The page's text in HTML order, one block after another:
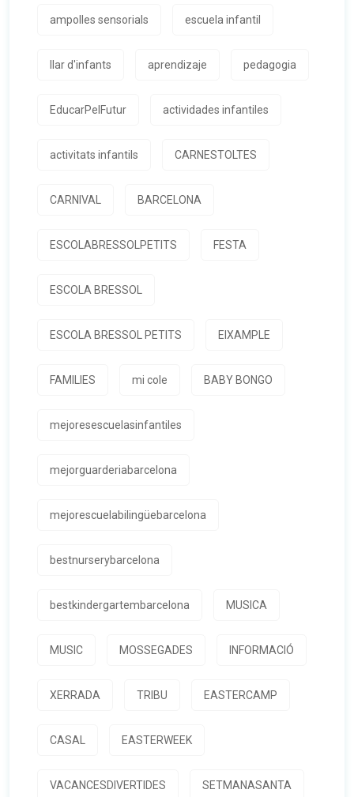
ampolles sensorials escuela infantil
llar d'infants aprendizaje pedagogia
EducarPelFutur actividades infantiles
activitats infantils CARNESTOLTES
CARNIVAL BARCELONA
ESCOLABRESSOLPETITS FESTA
ESCOLA BRESSOL
ESCOLA BRESSOL PETITS EIXAMPLE
FAMILIES mi cole BABY BONGO
mejoresescuelasinfantiles
mejorguarderiabarcelona
mejorescuelabilingüebarcelona
bestnurserybarcelona
bestkindergartembarcelona MUSICA
MUSIC MOSSEGADES INFORMACIÓ
XERRADA TRIBU EASTERCAMP
CASAL EASTERWEEK
VACANCESDIVERTIDES SETMANASANTA